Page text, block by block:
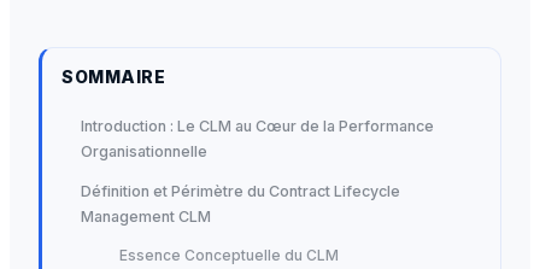
SOMMAIRE
Introduction : Le CLM au Cœur de la Performance
Organisationnelle
Définition et Périmètre du Contract Lifecycle
Management CLM
Essence Conceptuelle du CLM